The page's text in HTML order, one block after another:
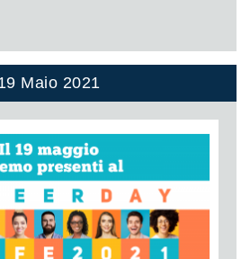
Maio 2021